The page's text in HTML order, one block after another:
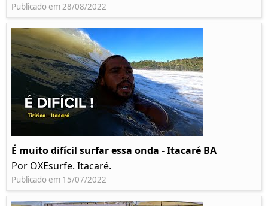
Publicado em 28/08/2022
É muito difícil surfar essa onda - Itacaré BA
Por OXEsurfe. Itacaré.
Publicado em 15/07/2022